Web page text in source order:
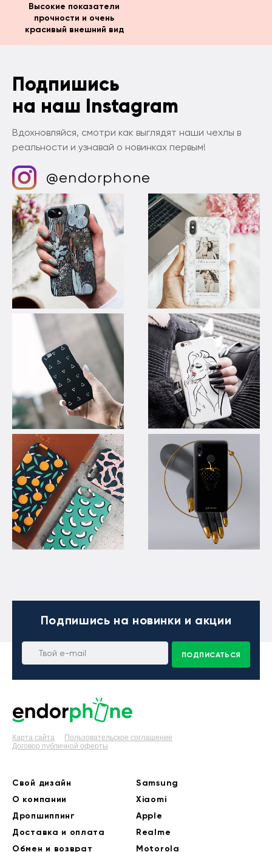
Высокие показатели
прочности и очень
красивый внешний вид
Подпишись
на наш Instagram
Вдохновляйся, смотри как выглядят наши чехлы в
реальности и узнавай о новинках первым!
@endorphone
Подпишись на новинки и акции
ПОДПИСАТЬСЯ
Карта сайта
Пользовательское соглашение
Договор публичной оферты
Свой дизайн
О компании
Дропшиппинг
Доставка и оплата
Обмен и возврат
Samsung
Xiaomi
Apple
Realme
Motorola